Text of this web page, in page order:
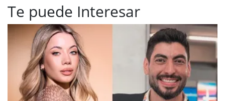
Te puede Interesar